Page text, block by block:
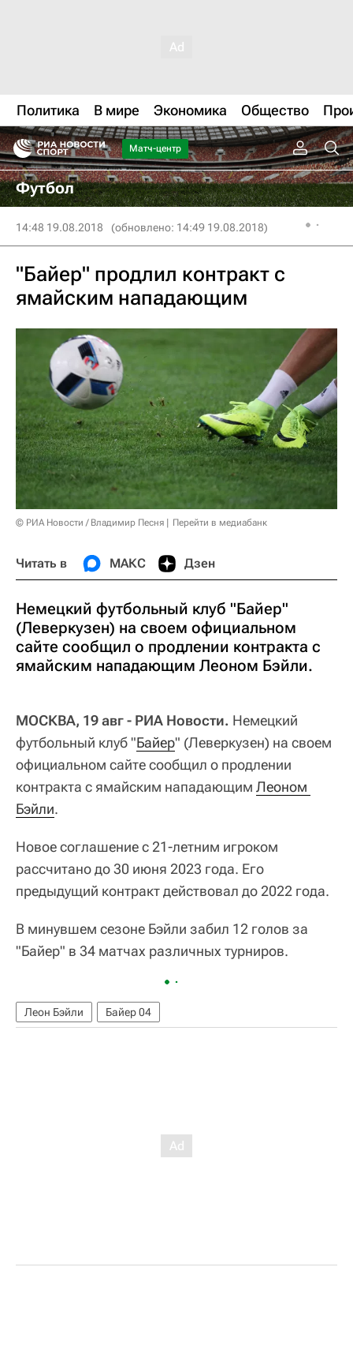
Политика В мире Экономика Общество
Матч-центр
Футбол
14:48 19.08.2018 (обновлено: 14:49 19.08.2018)
"Байер" продлил контракт с
ямайским нападающим
© РИА Новости / Владимир Песня Перейти в медиабанк
Читать в МАКС Дзен
Немецкий футбольный клуб "Байер"
(Леверкузен) на своем официальном
сайте сообщил о продлении контракта с
ямайским нападающим Леоном Бэйли.
МОСКВА, 19 авг - РИА Новости. Немецкий
футбольный клуб "Байер" (Леверкузен) на своем
официальном сайте сообщил о продлении
контракта с ямайским нападающим Леоном
Бэйли.
Новое соглашение с 21-летним игроком
рассчитано до 30 июня 2023 года. Его
предыдущий контракт действовал до 2022 года.
В минувшем сезоне Бэйли забил 12 голов за
"Байер" в 34 матчах различных турниров.
Леон Бэйли Байер 04